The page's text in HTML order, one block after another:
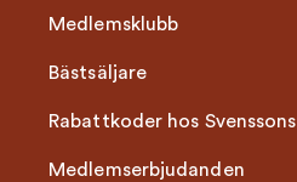
Medlemsklubb
Bästsäljare
Rabattkoder hos Svenssons
Medlemserbjudanden